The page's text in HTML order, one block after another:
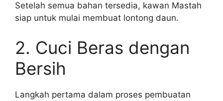
Setelah semua bahan tersedia, kawan Mastah
siap untuk mulai membuat lontong daun.
2. Cuci Beras dengan
Bersih
Langkah pertama dalam proses pembuatan